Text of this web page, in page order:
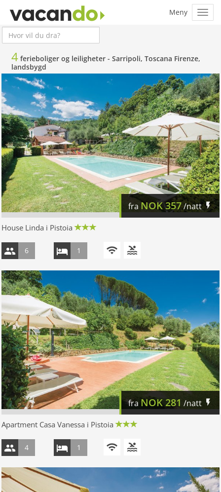
4 ferieboliger og leiligheter - Sarripoli, Toscana Firenze,
landsbygd
fra NOK357/natt
House Linda i Pistoia
6 1
fra NOK 281 /natt
Apartment Casa Vanessa i Pistoia
4 1